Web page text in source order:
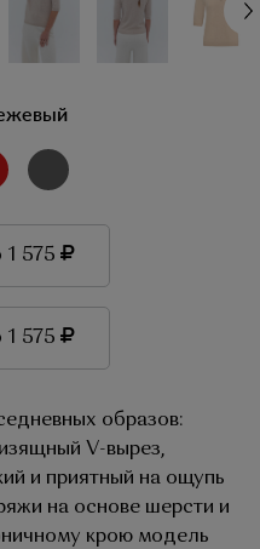
цвета
выбор цвета
1 575
1 575
образов:
V-вырез,
и приятный на ощупь
на основе шерсти и
крою модель